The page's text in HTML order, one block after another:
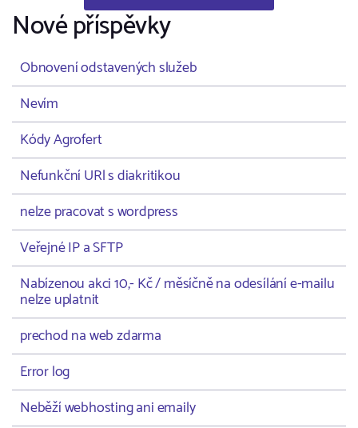
Nové příspěvky
Obnovení odstavených služeb
Nevím
Kódy Agrofert
Nefunkční URl s diakritikou
nelze pracovat s wordpress
Veřejné IP a SFTP
Nabízenou akci 10,- Kč / měsíčně na odesílání e-mailu
nelze uplatnit
prechod na web zdarma
Error log
Neběží webhosting ani emaily